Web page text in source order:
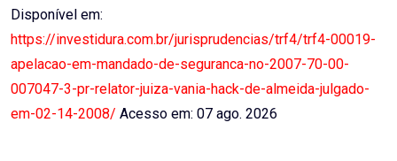
Disponível em:
https://investidura.com.br/jurisprudencias/trf4/trf4-00019-
apelacao-em-mandado-de-seguranca-no-2007-70-00-
007047-3-pr-relator-juiza-vania-hack-de-almeida-julgado-
em-02-14-2008/ Acesso em: 07 ago. 2026